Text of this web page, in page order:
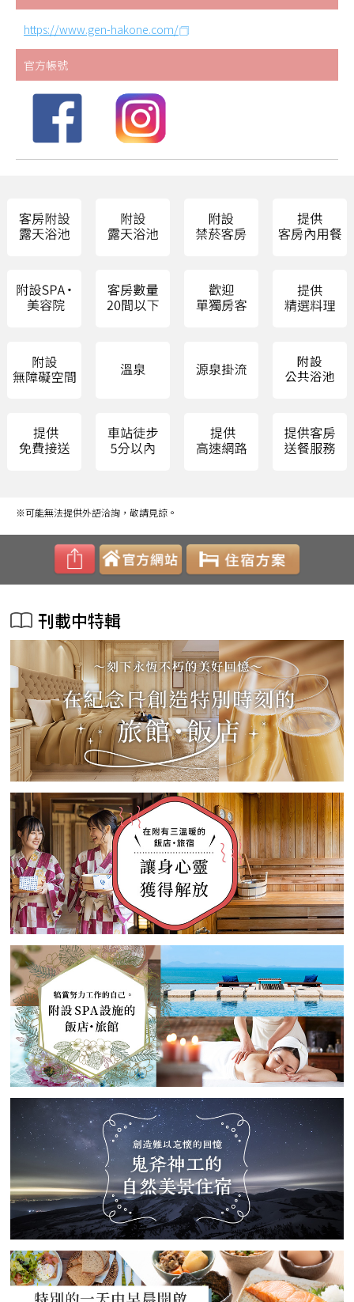
https://www.gen-hakone.com/
官方帳號
※可能無法提供外語洽詢，敬請見諒。
刊載中特輯